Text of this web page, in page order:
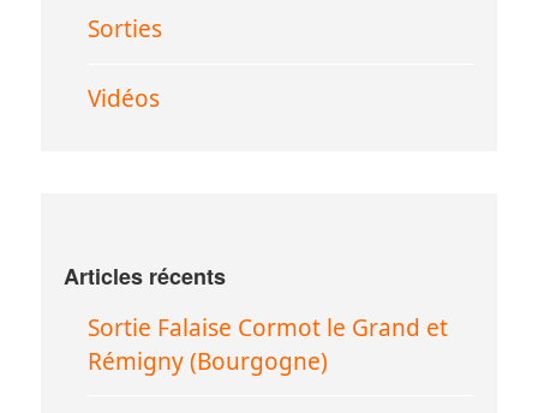
Sorties
Vidéos
Articles récents
Sortie Falaise Cormot le Grand et
Rémigny (Bourgogne)